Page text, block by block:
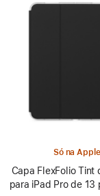
Só na Apple
Capa FlexFolio Tint
para iPad Pro de 13